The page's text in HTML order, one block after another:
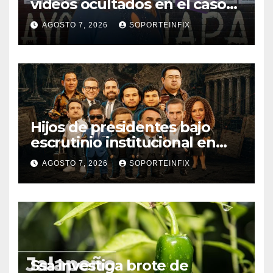
videos ocultados en el caso
Ayotzinapa como estrategia
de encubrimiento
AGOSTO 7, 2026 SOPORTEINFIX
Hijos de presidentes bajo
escrutinio institucional en
Brasil, Guinea Ecuatorial,
Angola y Estados Unidos
AGOSTO 7, 2026 SOPORTEINFIX
Ssa investiga brote de